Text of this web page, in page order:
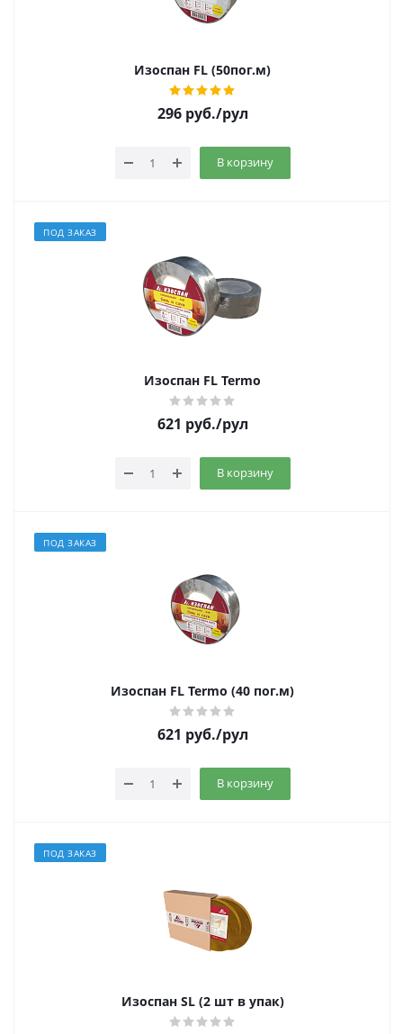
Изоспан FL (50пог.м)
296руб./рул
В корзину
ПОД ЗАКАЗ
Изоспан FL Termo
621 руб./рул
В корзину
ПОД ЗАКАЗ
Изоспан FL Termo (40 пог.м)
621 руб./рул
В корзину
ПОД ЗАКАЗ
Изоспан SL (2 шт в упак)